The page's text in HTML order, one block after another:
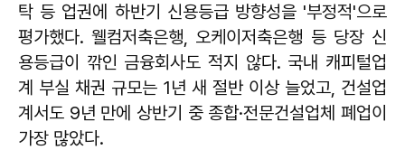
탁 등 업권에 하반기 신용등급 방향성을 '부정적'으로
평가했다. 웰컴저축은행, 오케이저축은행 등 당장 신
용등급이 깎인 금융회사도 적지 않다. 국내 캐피털업
계 부실 채권 규모는 1년 새 절반 이상 늘었고, 건설업
계서도 9년 만에 상반기 중 종합·전문건설업체 폐업이
가장 많았다.